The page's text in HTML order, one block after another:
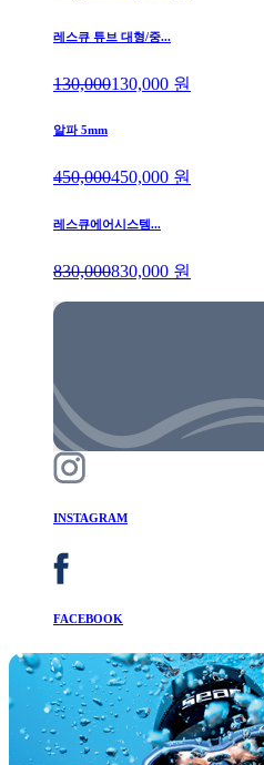
레스큐 튜브 대형/중...
130,000130,000 원
알파 5mm
450,000450,000 원
레스큐에어시스템...
830,000830,000 원
INSTAGRAM
FACEBOOK